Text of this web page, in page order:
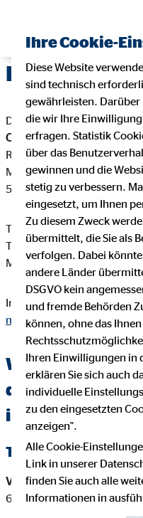
Impressum
Dieser Internetauftritt ist
Christoph Moschitz
Regionaldirektor für die
Mühlenfeldstr. 2a
51674 Wiehl
Telefon: +49 (202) 496080
Telefax: +49 (121)
Mail:cmoschitz@ovb.de
Internet:https://
moschitz.html
Wichtige
den OVB
in Wiehl
Tätigkeitsart
Versicherungsvermittler-
64
Ihre Cookie-
Diese Website
sind technisch
gewährleisten.
die wir Ihre
erfragen. Statistik
über das
gewinnen und die
stetig zu verbessern.
eingesetzt, um Ihnen
Zu diesem Zweck
übermittelt, die Sie als
verfolgen. Dabei
andere Länder
DSGVO kein
und fremde Behörden
können, ohne das
Ihren Einwilligungen in
erklären Sie sich auch
individuelle
zu den eingesetzten
anzeigen".
Alle Cookie-
Link in unserer
finden Sie auch alle
Informationen in